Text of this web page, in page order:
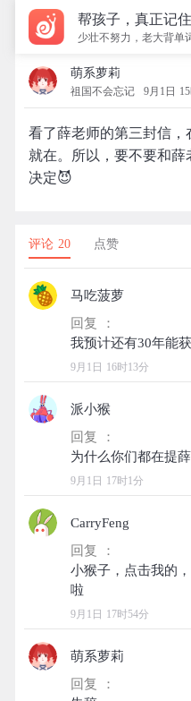
帮孩子，真正记
少壮不努力，老大背单
萌系萝莉
祖国不会忘记 9月1日
看了薛老师的第三封信
就在。所以，要不要和
决定😈
评论 20 点赞
马吃菠萝
回复 ：
9月1日 16时13分
派小猴
回复 ：
9月1日 17时1分
CarryFeng
回复 ：
小猴子，点击我的
9月1日 17时54分
萌系萝莉
回复 ：